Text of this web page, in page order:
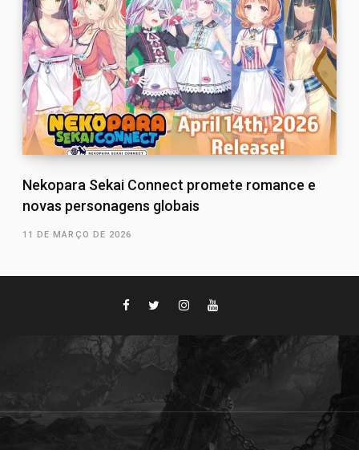
Nekopara Sekai Connect promete romance e
novas personagens globais
11 DE MARÇO DE 2026